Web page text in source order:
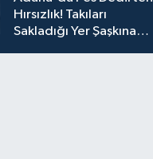
Hırsızlık! Takıları
Sakladığı Yer Şaşkına